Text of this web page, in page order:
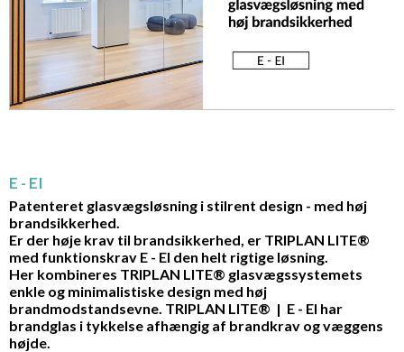
E - EI
Patenteret glasvægsløsning i stilrent design - med høj
brandsikkerhed.
Er der høje krav til brandsikkerhed, er TRIPLAN LITE®
med funktionskrav E - EI den helt rigtige løsning.
Her kombineres TRIPLAN LITE® glasvægssystemets
enkle og minimalistiske design med høj
brandmodstandsevne. TRIPLAN LITE® | E - EI har
brandglas i tykkelse afhængig af brandkrav og væggens
højde.